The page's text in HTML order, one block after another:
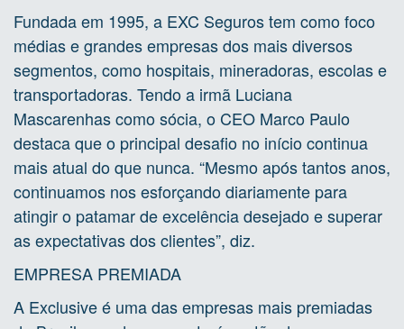
Fundada em 1995, a EXC Seguros tem como foco
médias e grandes empresas dos mais diversos
segmentos, como hospitais, mineradoras, escolas e
transportadoras. Tendo a irmã Luciana
Mascarenhas como sócia, o CEO Marco Paulo
destaca que o principal desafio no início continua
mais atual do que nunca. “Mesmo após tantos anos,
continuamos nos esforçando diariamente para
atingir o patamar de excelência desejado e superar
as expectativas dos clientes”, diz.
EMPRESA PREMIADA
A Exclusive é uma das empresas mais premiadas